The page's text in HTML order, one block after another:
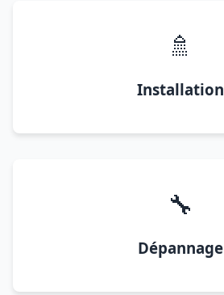
🚿
Installation
🔧
Dépannage